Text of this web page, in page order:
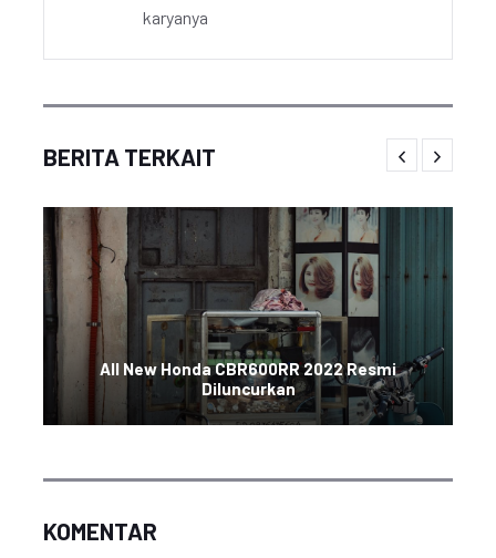
karyanya
BERITA TERKAIT
All New Honda CBR600RR 2022 Resmi
Diluncurkan
KOMENTAR